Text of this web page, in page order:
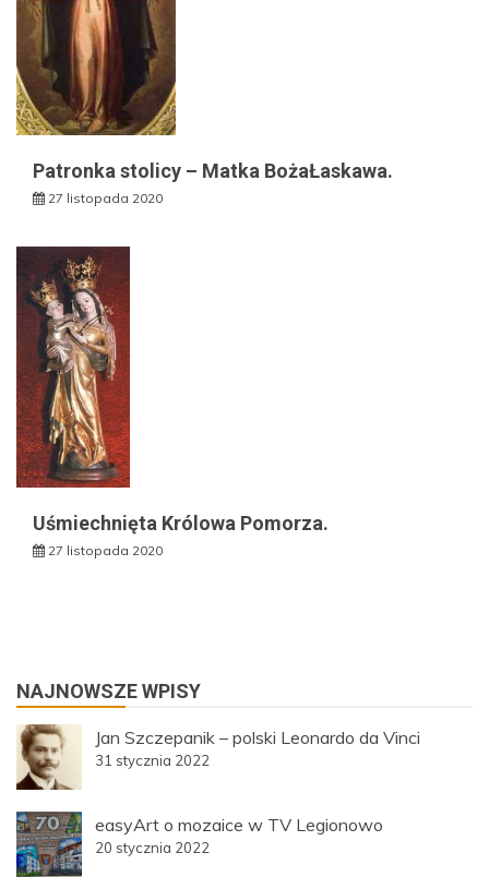
Patronka stolicy – Matka BożaŁaskawa.
27 listopada 2020
Uśmiechnięta Królowa Pomorza.
27 listopada 2020
NAJNOWSZE WPISY
Jan Szczepanik – polski Leonardo da Vinci
31 stycznia 2022
easyArt o mozaice w TV Legionowo
20 stycznia 2022